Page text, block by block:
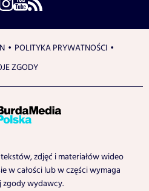
POLITYKA PRYWATNOŚCI
ZGODY
zdjęć i materiałów wideo
w całości lub w części wymaga
zgody wydawcy.